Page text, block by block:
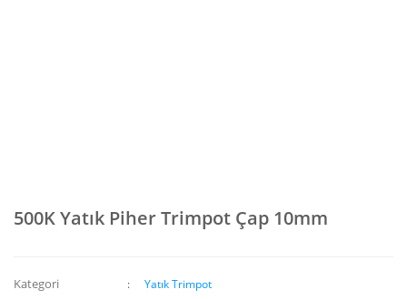
500K Yatık Piher Trimpot Çap 10mm
Kategori Yatık Trimpot